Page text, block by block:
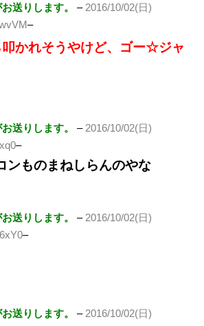
送りします。 –2016/10/02(日)
–
かれそうやけど、ゴー☆ジャ
送りします。 –2016/10/02(日)
–
ンものまねしらんのやな
送りします。 –2016/10/02(日)
–
送りします。 –2016/10/02(日)